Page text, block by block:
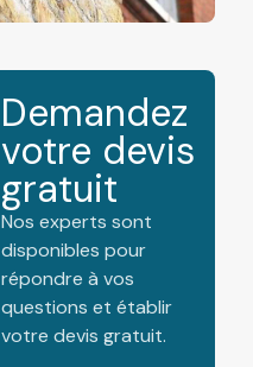
Demandez
votre devis
gratuit
Nos experts sont
disponibles pour
répondre à vos
questions et établir
votre devis gratuit.